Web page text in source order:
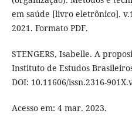
em saúde [livro eletrônico].
2021. Formato PDF.
STENGERS, Isabelle. A
Instituto de Estudos
DOI: 10.11606/issn.2316-
Acesso em: 4 mar. 2023.